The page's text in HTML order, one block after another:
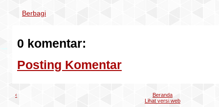
Berbagi
0 komentar:
Posting Komentar
‹
Beranda
Lihat versi web